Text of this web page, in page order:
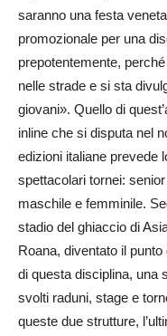
saranno una festa
promozionale per una
prepotentemente,
nelle strade e si sta
giovani». Quello di
inline che si disputa nel
edizioni italiane prevede
spettacolari tornei:
maschile e femminile.
stadio del ghiaccio di
Roana, diventato il
di questa disciplina, una
svolti raduni, stage e
queste due strutture,